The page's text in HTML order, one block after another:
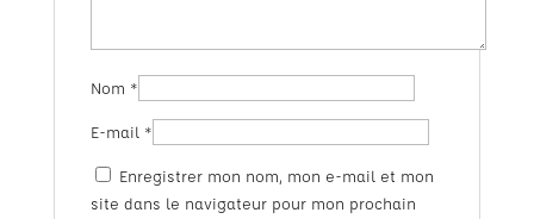
Nom *
E-mail *
Enregistrer mon nom, mon e-mail et mon
site dans le navigateur pour mon prochain